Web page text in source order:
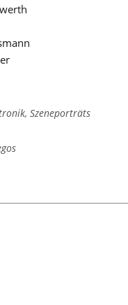
,Szeneporträts